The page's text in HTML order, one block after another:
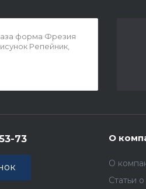
форма Фрезия
Репейник,
73 О
О
Статьи